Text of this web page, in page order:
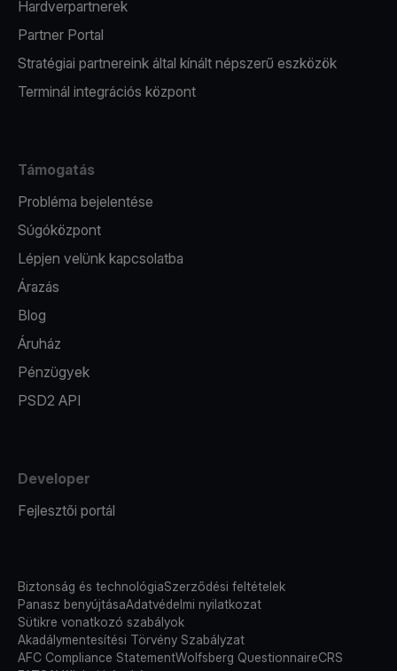
Hardverpartnerek
Partner Portal
Stratégiai partnereink által kínált népszerű eszközök
Terminál integrációs központ
Támogatás
Probléma bejelentése
Súgóközpont
Lépjen velünk kapcsolatba
Árazás
Blog
Áruház
Pénzügyek
PSD2 API
Developer
Fejlesztői portál
Biztonság és technológiaSzerződési feltételek
Panasz benyújtásaAdatvédelmi nyilatkozat
Sütikre vonatkozó szabályok
Akadálymentesítési Törvény Szabályzat
AFC Compliance StatementWolfsberg QuestionnaireCRS